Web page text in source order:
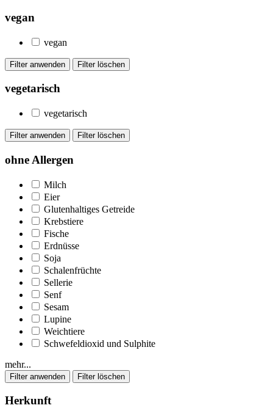
vegan
vegan
vegetarisch
vegetarisch
ohne Allergen
Milch
Eier
Glutenhaltiges Getreide
Krebstiere
Fische
Erdnüsse
Soja
Schalenfrüchte
Sellerie
Senf
Sesam
Lupine
Weichtiere
Schwefeldioxid und Sulphite
mehr...
Herkunft